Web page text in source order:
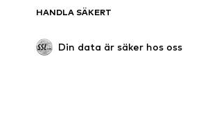
HANDLA SÄKERT
Din data är säker hos oss